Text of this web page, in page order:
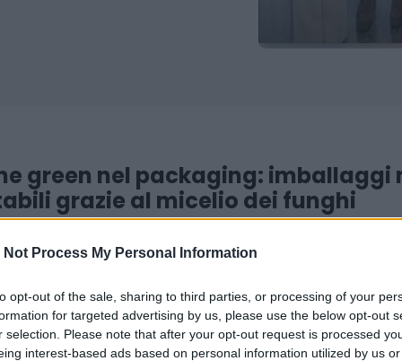
Not Process My Personal Information
opt-out of the sale, sharing to third parties, or processing of your
for targeted advertising by us, please use the below opt-out
selection. Please note that after your opt-out request is processed
interest-based ads based on personal information utilized by us
green nel packaging: imballaggi
grazie al micelio dei funghi
è la startup vincitrice del premio Sostenibilità/Climate Change
ideali per la protezione di prodotti pesanti o fragili. Il tutto
di fermentazione del micelio – la radice dei funghi – per
organici, privi di valore economico, in
materiali da